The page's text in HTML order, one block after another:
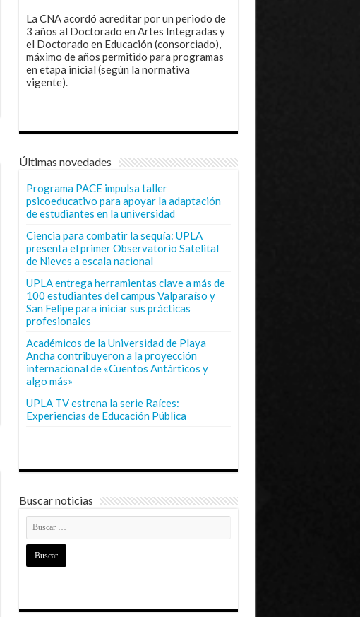
La CNA acordó acreditar por un periodo de
3 años al Doctorado en Artes Integradas y
el Doctorado en Educación (consorciado),
máximo de años permitido para programas
en etapa inicial (según la normativa
vigente).
Últimas novedades
Programa PACE impulsa taller
psicoeducativo para apoyar la adaptación
de estudiantes en la universidad
Ciencia para combatir la sequía: UPLA
presenta el primer Observatorio Satelital
de Nieves a escala nacional
UPLA entrega herramientas clave a más de
100 estudiantes del campus Valparaíso y
San Felipe para iniciar sus prácticas
profesionales
Académicos de la Universidad de Playa
Ancha contribuyeron a la proyección
internacional de «Cuentos Antárticos y
algo más»
UPLA TV estrena la serie Raíces:
Experiencias de Educación Pública
Buscar noticias